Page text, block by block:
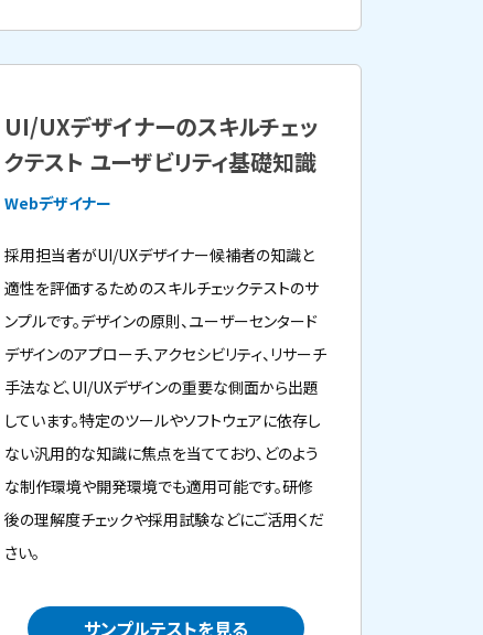
UI/UXデザイナーのスキルチェッ
クテスト ユーザビリティ基礎知識
Webデザイナー
採用担当者がUI/UXデザイナー候補者の知識と
適性を評価するためのスキルチェックテストのサ
ンプルです。デザインの原則、ユーザーセンタード
デザインのアプローチ、アクセシビリティ、リサーチ
手法など、UI/UXデザインの重要な側面から出題
しています。特定のツールやソフトウェアに依存し
ない汎用的な知識に焦点を当てており、どのよう
な制作環境や開発環境でも適用可能です。研修
後の理解度チェックや採用試験などにご活用くだ
さい。
サンプルテストを見る